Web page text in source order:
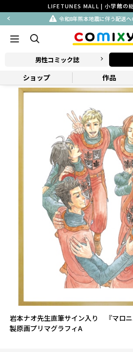
LIFETUNES MALL | 小学館の
令和8年熊本地震に伴う配送
男性コミック誌
ショップ 作品
岩本ナオ先生直筆サイン入り 『マロ
製原画プリマグラフィA